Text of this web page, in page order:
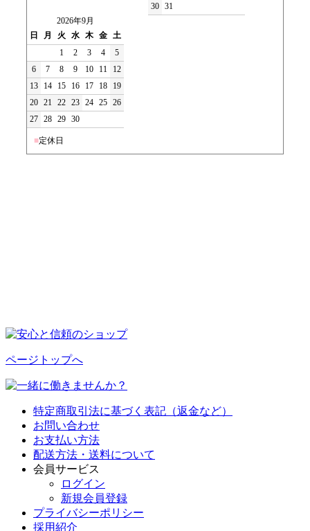
30 31
2026年9月
日
月 火 水 木 金 土
1
2 3 4
5
6
7 8 9 10 11
12
13
14 15 16 17 18
19
20 21 22 23 24 25 26
27 28 29 30
■定休日
ページトップへ
特定商取引法に基づく表記（返金など）
お問い合わせ
お支払い方法
配送方法・送料について
会員サービス
ログイン
新規会員登録
プライバシーポリシー
採用紹介